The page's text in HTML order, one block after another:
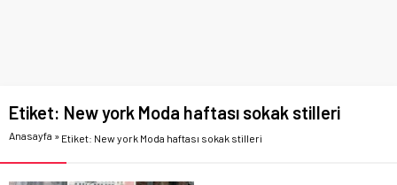
Etiket: New york Moda haftası sokak stilleri
Anasayfa » Etiket: New york Moda haftası sokak stilleri